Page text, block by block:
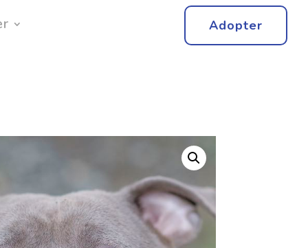
Adopter